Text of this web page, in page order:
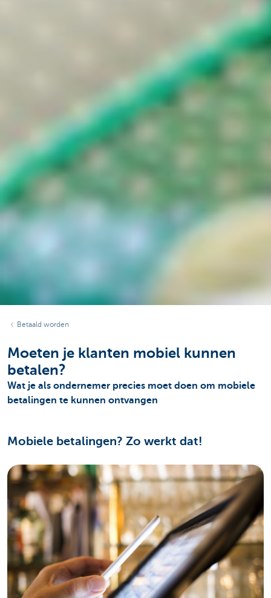
Betaald worden
Moeten je klanten mobiel kunnen
betalen?
Wat je als ondernemer precies moet doen om mobiele
betalingen te kunnen ontvangen
Mobiele betalingen? Zo werkt dat!